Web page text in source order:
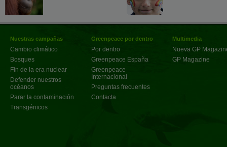
Nuestras campañas
Cambio climático
Bosques
Fin de la era nuclear
Defender nuestros
océanos
Parar la contaminación
Transgénicos
Greenpeace por dentro
Por dentro
Greenpeace España
Greenpeace
Internacional
Preguntas frecuentes
Contacta
Multimedia
Nueva GP
GP Magazine